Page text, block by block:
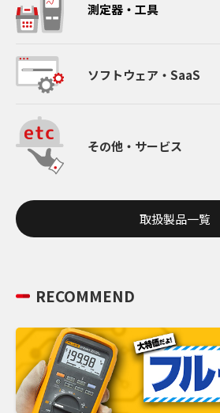
測定器・工具
ソフトウェア・SaaS
その他・サービス
取扱製品一覧
RECOMMEND